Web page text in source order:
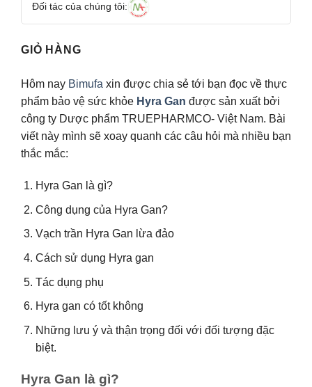
Đối tác của chúng tôi:
GIỎ HÀNG
Hôm nay Bimufa xin được chia sẻ tới bạn đọc về thực
phẩm bảo vệ sức khỏe Hyra Gan được sản xuất bởi
công ty Dược phẩm TRUEPHARMCO- Việt Nam. Bài
viết này mình sẽ xoay quanh các câu hỏi mà nhiều bạn
thắc mắc:
Hyra Gan là gì?
Công dụng của Hyra Gan?
Vạch trần Hyra Gan lừa đảo
Cách sử dụng Hyra gan
Tác dụng phụ
Hyra gan có tốt không
Những lưu ý và thận trọng đối với đối tượng đặc
biệt.
Hyra Gan là gì?